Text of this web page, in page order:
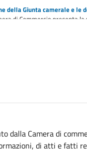
della Giunta camerale e le
di Commercio presenta
obbligo di registrazione degli
dalla Camera di
di atti e fatti